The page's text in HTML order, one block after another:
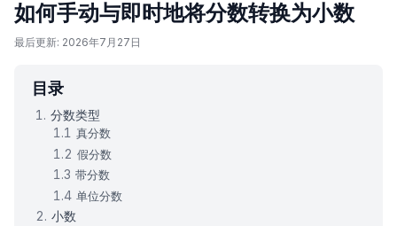
如何手动与即时地将分数转换为小数
最后更新: 2026年7月27日
目录
分数类型
真分数
假分数
带分数
单位分数
小数